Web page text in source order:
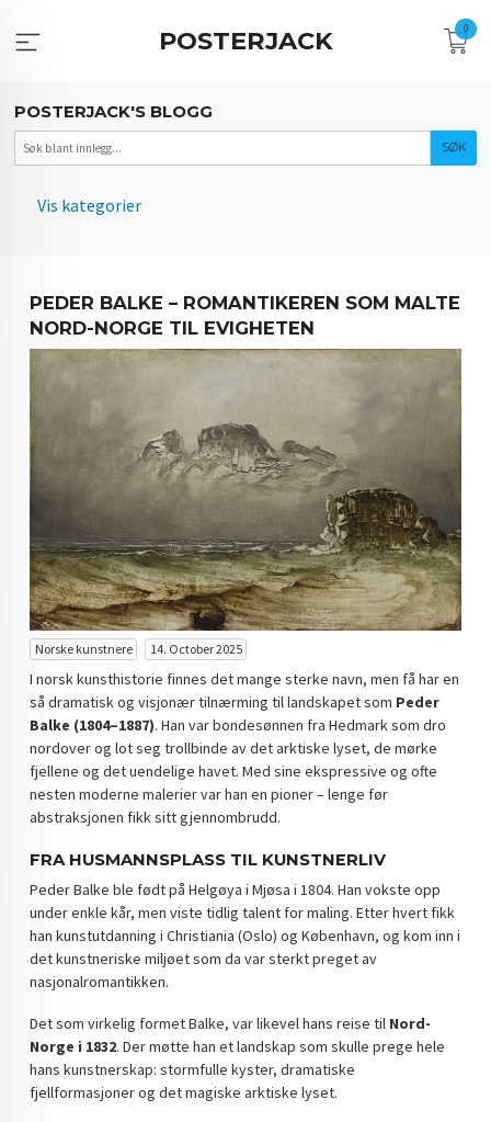
innholdet
POSTERJACK 0
POSTERJACK'S BLOGG
Vis kategorier
NORSKE KUNSTNERE
FOTOGRAFIETS ARV
PEDER BALKE – ROMANTIKEREN SOM MALTE
NORD-NORGE TIL EVIGHETEN
Norske kunstnere 14. October 2025
I norsk kunsthistorie finnes det mange sterke navn, men få har en
så dramatisk og visjonær tilnærming til landskapet som Peder
Balke (1804–1887). Han var bondesønnen fra Hedmark som dro
nordover og lot seg trollbinde av det arktiske lyset, de mørke
fjellene og det uendelige havet. Med sine ekspressive og ofte
nesten moderne malerier var han en pioner – lenge før
abstraksjonen fikk sitt gjennombrudd.
FRA HUSMANNSPLASS TIL KUNSTNERLIV
Peder Balke ble født på Helgøya i Mjøsa i 1804. Han vokste opp
under enkle kår, men viste tidlig talent for maling. Etter hvert fikk
han kunstutdanning i Christiania (Oslo) og København, og kom inn i
det kunstneriske miljøet som da var sterkt preget av
nasjonalromantikken.
Det som virkelig formet Balke, var likevel hans reise til Nord-
Norge i 1832. Der møtte han et landskap som skulle prege hele
hans kunstnerskap: stormfulle kyster, dramatiske
fjellformasjoner og det magiske arktiske lyset.